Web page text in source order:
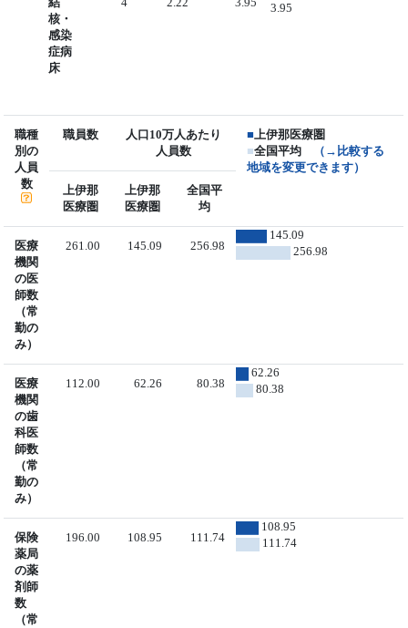
核・
感染
症病
床
3.95
職種
別の
人員
数
職員数
人口10万人あたり
人員数
■上伊那医療圏
■全国平均
（→比較する
地域を変更できます）
上伊那
医療圏
上伊那
医療圏
全国平
均
医療
機関
の医
師数
（常
勤の
み）
261.00 145.09 256.98
145.09
256.98
医療
機関
の歯
科医
師数
（常
勤の
み）
112.00 62.26 80.38
62.26
80.38
保険
薬局
の薬
剤師
数
（常
196.00 108.95 111.74
108.95
111.74